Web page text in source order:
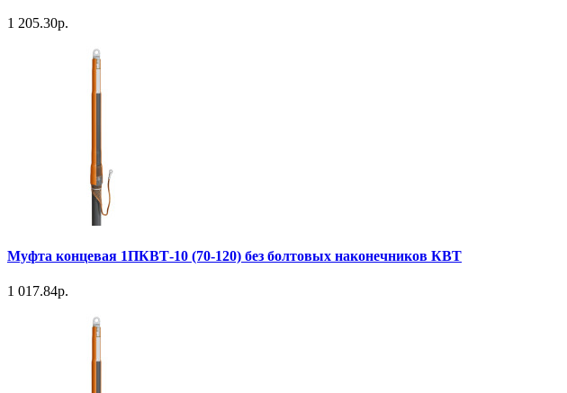
1 205.30р.
Муфта концевая 1ПКВТ-10 (70-120) без болтовых наконечников КВТ
1 017.84р.